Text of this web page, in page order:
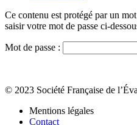
Ce contenu est protégé par un
saisir votre mot de passe ci-
Mot de passe :
© 2023 Société Française de
Mentions légales
Contact